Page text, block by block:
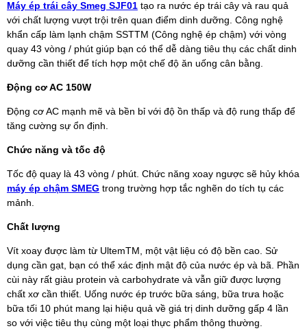
Máy ép trái cây Smeg SJF01 tạo ra nước ép trái cây và rau quả
với chất lượng vượt trội trên quan điểm dinh dưỡng. Công nghệ
khẩn cấp làm lạnh chậm SSTTM (Công nghệ ép chậm) với vòng
quay 43 vòng / phút giúp bạn có thể dễ dàng tiêu thụ các chất dinh
dưỡng cần thiết để tích hợp một chế độ ăn uống cân bằng.
Động cơ AC 150W
Động cơ AC mạnh mẽ và bền bỉ với độ ồn thấp và độ rung thấp để
tăng cường sự ổn định.
Chức năng và tốc độ
Tốc độ quay là 43 vòng / phút. Chức năng xoay ngược sẽ hủy khóa
máy ép chậm SMEG trong trường hợp tắc nghẽn do tích tụ các
mảnh.
Chất lượng
Vít xoay được làm từ UltemTM, một vật liệu có độ bền cao. Sử
dụng cần gạt, bạn có thể xác định mật độ của nước ép và bã. Phần
cùi này rất giàu protein và carbohydrate và vẫn giữ được lượng
chất xơ cần thiết. Uống nước ép trước bữa sáng, bữa trưa hoặc
bữa tối 10 phút mang lại hiệu quả về giá trị dinh dưỡng gấp 4 lần
so với việc tiêu thụ cùng một loại thực phẩm thông thường.